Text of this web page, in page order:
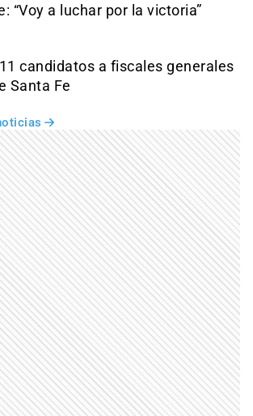
“Voy a luchar por la victoria”
candidatos a fiscales generales
Santa Fe